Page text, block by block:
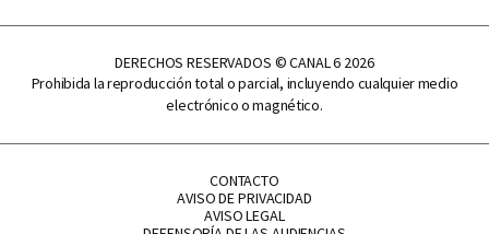
DERECHOS RESERVADOS © CANAL 6 2026
Prohibida la reproducción total o parcial, incluyendo cualquier medio
electrónico o magnético.
CONTACTO
AVISO DE PRIVACIDAD
AVISO LEGAL